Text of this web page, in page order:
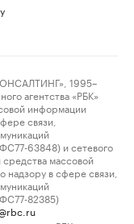
1995–
агентства «РБК»
информации
связи,
63848) и сетевого
средства массовой
в сфере связи,
82385)